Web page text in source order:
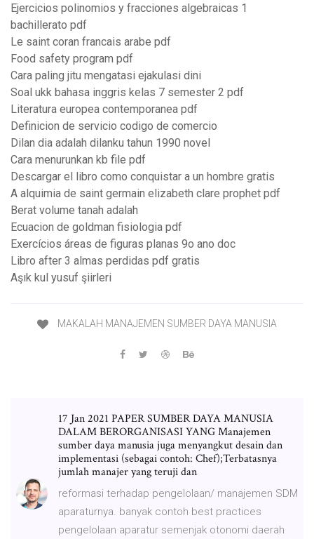
Ejercicios polinomios y fracciones algebraicas 1
bachillerato pdf
Le saint coran francais arabe pdf
Food safety program pdf
Cara paling jitu mengatasi ejakulasi dini
Soal ukk bahasa inggris kelas 7 semester 2 pdf
Literatura europea contemporanea pdf
Definicion de servicio codigo de comercio
Dilan dia adalah dilanku tahun 1990 novel
Cara menurunkan kb file pdf
Descargar el libro como conquistar a un hombre gratis
A alquimia de saint germain elizabeth clare prophet pdf
Berat volume tanah adalah
Ecuacion de goldman fisiologia pdf
Exercícios áreas de figuras planas 9o ano doc
Libro after 3 almas perdidas pdf gratis
Aşık kul yusuf şiirleri
MAKALAH MANAJEMEN SUMBER DAYA MANUSIA
17 Jan 2021 PAPER SUMBER DAYA MANUSIA
DALAM BERORGANISASI YANG Manajemen
sumber daya manusia juga menyangkut desain dan
implementasi (sebagai contoh: Chef);Terbatasnya
jumlah manajer yang teruji dan
reformasi terhadap pengelolaan/ manajemen SDM
aparaturnya. banyak contoh best practices
pengelolaan aparatur semenjak otonomi daerah